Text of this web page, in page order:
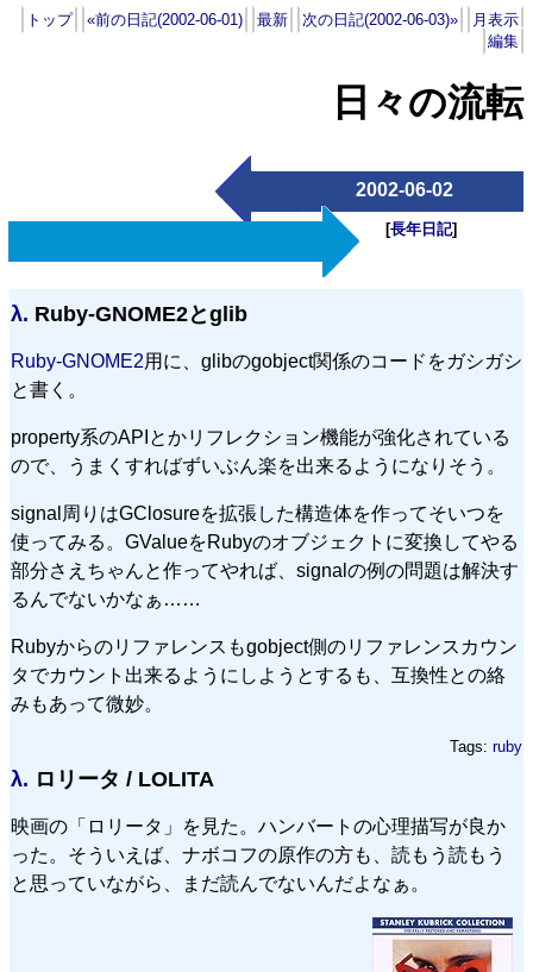
トップ «前の日記(2002-06-01) 最新 次の日記(2002-06-03)»
月表示
編集
日々の流転
2002-06-02
[長年日記]
λ. Ruby-GNOME2とglib
Ruby-GNOME2用に、glibのgobject関係のコードをガシガシ
と書く。
property系のAPIとかリフレクション機能が強化されている
ので、うまくすればずいぶん楽を出来るようになりそう。
signal周りはGClosureを拡張した構造体を作ってそいつを
使ってみる。GValueをRubyのオブジェクトに変換してやる
部分さえちゃんと作ってやれば、signalの例の問題は解決す
るんでないかなぁ……
Rubyからのリファレンスもgobject側のリファレンスカウン
タでカウント出来るようにしようとするも、互換性との絡
みもあって微妙。
Tags: ruby
λ. ロリータ / LOLITA
映画の「ロリータ」を見た。ハンバートの心理描写が良か
った。そういえば、ナボコフの原作の方も、読もう読もう
と思っていながら、まだ読んでないんだよなぁ。